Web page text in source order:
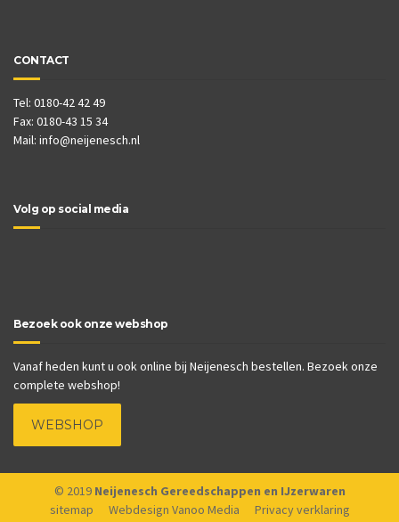
CONTACT
Tel: 0180-42 42 49
Fax: 0180-43 15 34
Mail: info@neijenesch.nl
Volg op social media
Bezoek ook onze webshop
Vanaf heden kunt u ook online bij Neijenesch bestellen. Bezoek onze
complete webshop!
WEBSHOP
© 2019 Neijenesch Gereedschappen en IJzerwaren
sitemap
Webdesign Vanoo Media
Privacy verklaring